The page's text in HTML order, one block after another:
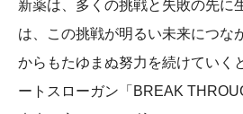
新薬は、多くの挑戦と失敗の先に
は、この挑戦が明るい未来につな
からもたゆまぬ努力を続けていく
ートスローガン「BREAK